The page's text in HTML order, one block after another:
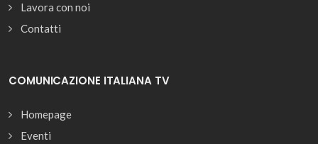
Lavora con noi
Contatti
COMUNICAZIONE ITALIANA TV
Homepage
Eventi